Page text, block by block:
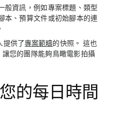
般資訊，例如專案標題、類型
本、預算文件或初始腳本的連
提供了專案範疇的快照。 這也
讓您的團隊能夠鳥瞰電影拍攝
的每日時間